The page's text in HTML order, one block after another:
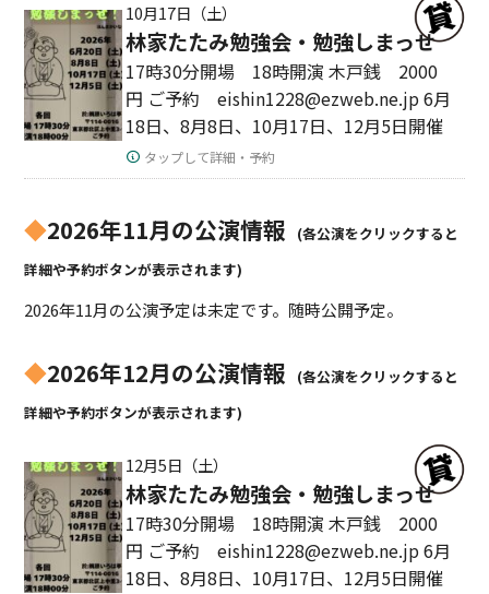
10月17日（土）
林家たたみ勉強会・勉強しまっせ
17時30分開場 18時開演 木戸銭 2000
円 ご予約 eishin1228@ezweb.ne.jp 6月
18日、8月8日、10月17日、12月5日開催
タップして詳細・予約
◆2026年11月の公演情報
(各公演をクリックすると
詳細や予約ボタンが表示されます)
2026年11月の公演予定は未定です。随時公開予定。
◆2026年12月の公演情報
(各公演をクリックすると
詳細や予約ボタンが表示されます)
12月5日（土）
林家たたみ勉強会・勉強しまっせ
17時30分開場 18時開演 木戸銭 2000
円 ご予約 eishin1228@ezweb.ne.jp 6月
18日、8月8日、10月17日、12月5日開催